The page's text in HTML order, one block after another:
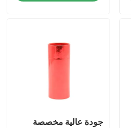
المقوىجودة عالية مخصصة